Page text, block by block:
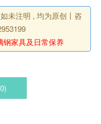
未注明 , 均为原创丨咨
钢家具及日常保养
0)